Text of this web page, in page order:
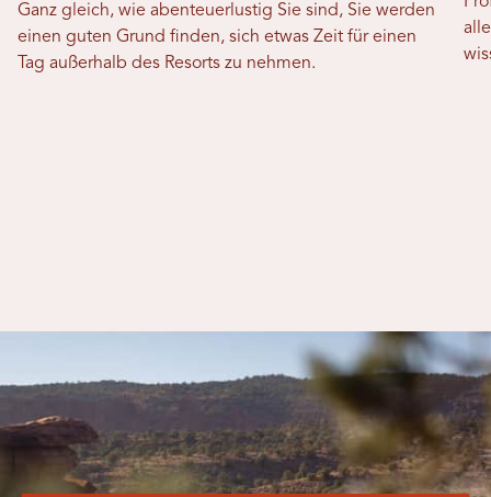
Ganz gleich, wie abenteuerlustig Sie sind, Sie werden
einen guten Grund finden, sich etwas Zeit für einen
Tag außerhalb des Resorts zu nehmen.